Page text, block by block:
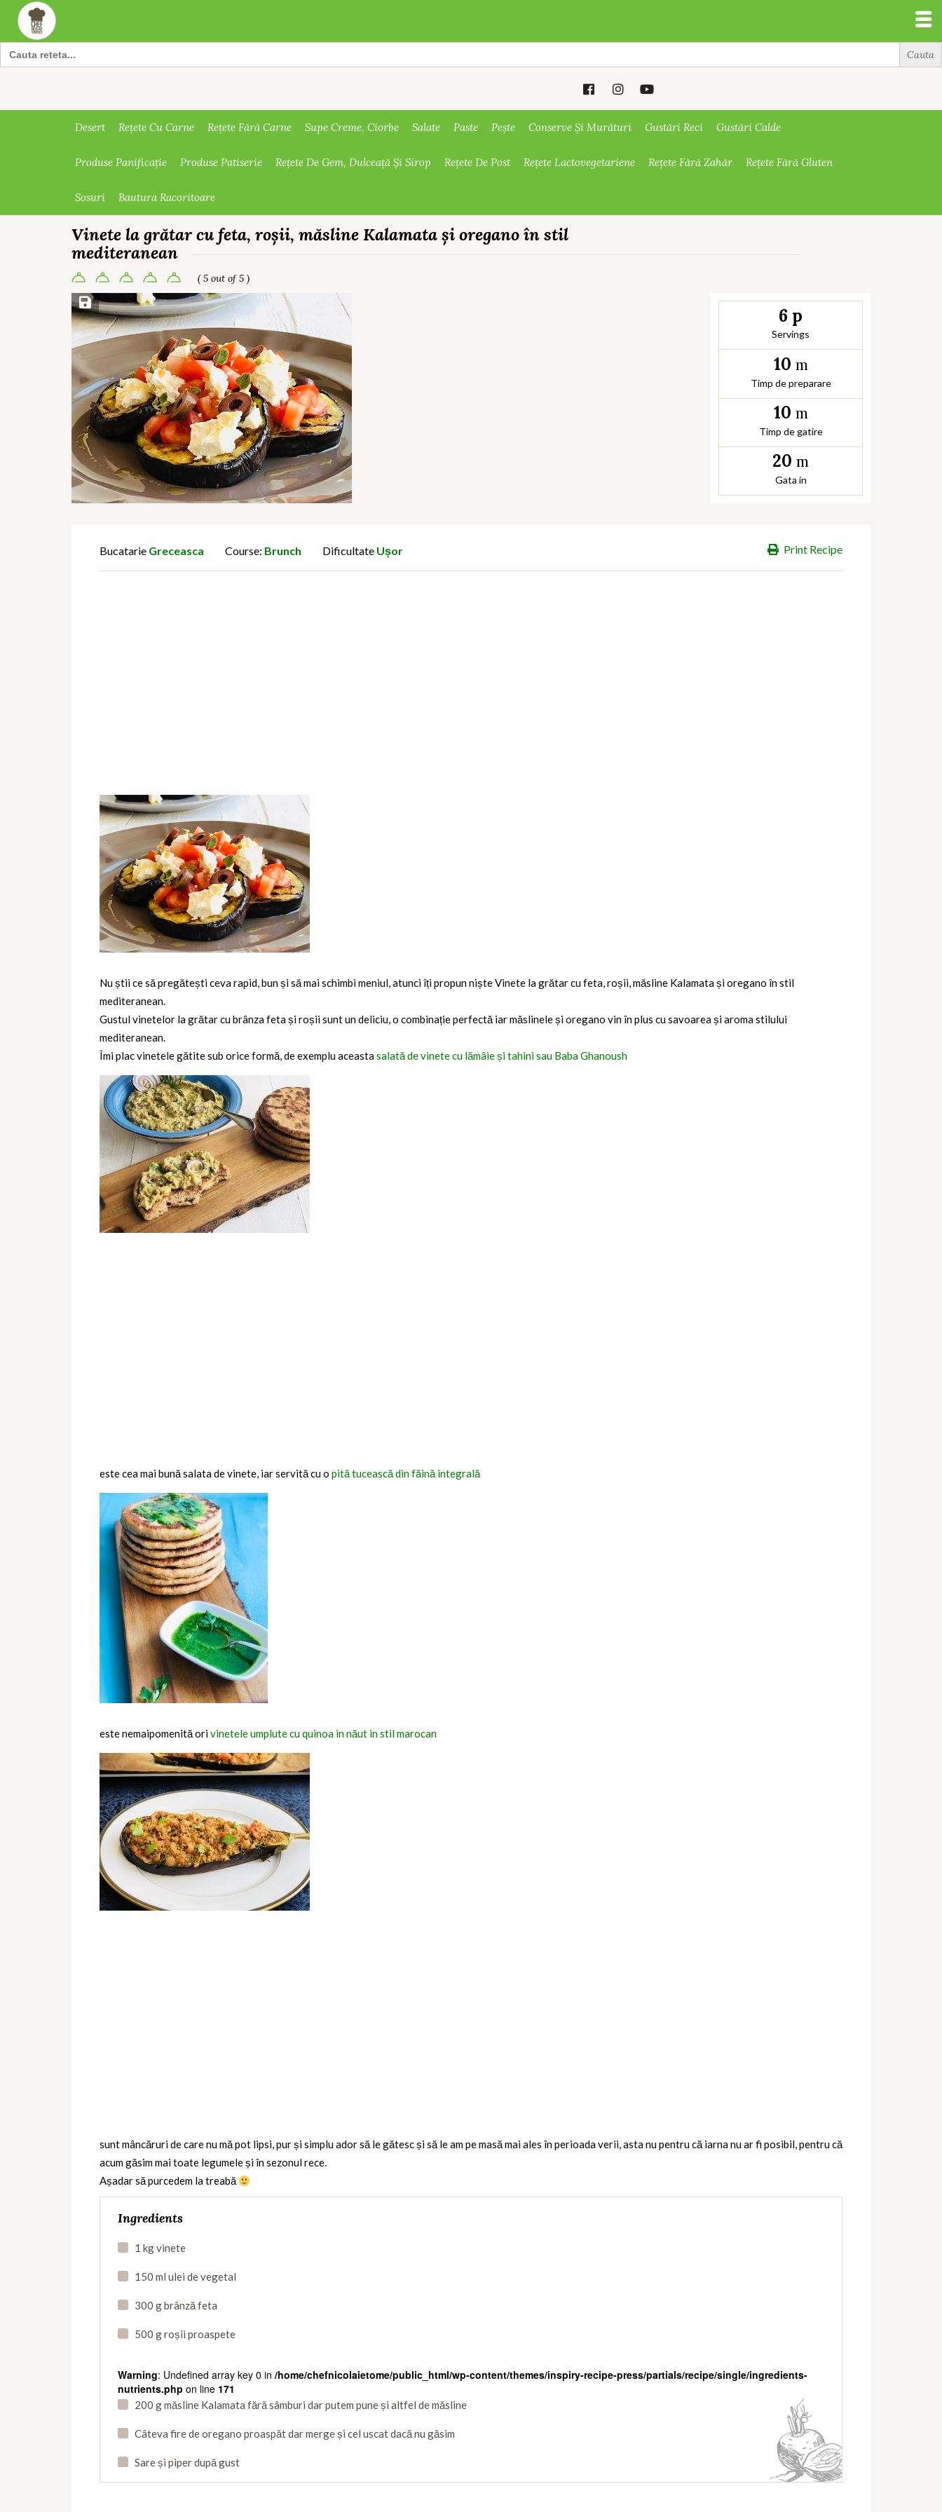
Search
for:
Desert Rețete Cu Carne Rețete Fără Carne Supe Creme, Ciorbe Salate Paste Pește Conserve Și Murături Gustări Reci Gustări Calde
Produse Panificație Produse Patiserie Rețete De Gem, Dulceață Și Sirop Rețete De Post Rețete Lactovegetariene Rețete Fără Zahăr Rețete Fără Gluten
Sosuri Bautura Racoritoare
Vinete la grătar cu feta, roșii, măsline Kalamata și oregano în stil
mediteranean
( 5 out of 5 )
Save Recipe
6 p
Servings
10 m
Timp de preparare
10 m
Timp de gatire
20 m
Gata in
Print Recipe
Bucatarie Greceasca Course: Brunch Dificultate Ușor
Nu știi ce să pregătești ceva rapid, bun și să mai schimbi meniul, atunci îți propun niște Vinete la grătar cu feta, roșii, măsline Kalamata și oregano în stil
mediteranean.
Gustul vinetelor la grătar cu brânza feta și roșii sunt un deliciu, o combinație perfectă iar măslinele și oregano vin în plus cu savoarea și aroma stilului
mediteranean.
Îmi plac vinetele gătite sub orice formă, de exemplu aceastasalată de vinete cu lămâie și tahini sau Baba Ghanoush
este cea mai bună salata de vinete, iar servită cu o pită tucească din făină integrală
este nemaipomenită orivinetele umplute cu quinoa in năut in stil marocan
sunt mâncăruri de care nu mă pot lipsi, pur și simplu ador să le gătesc și să le am pe masă mai ales în perioada verii, asta nu pentru că iarna nu ar fi posibil, pentru că
acum găsim mai toate legumele și în sezonul rece.
Așadar să purcedem la treabă
Ingredients
1 kg vinete
150 ml ulei de vegetal
300 g brânză feta
500 g roșii proaspete
Warning: Undefined array key 0 in /home/chefnicolaietome/public_html/wp-content/themes/inspiry-recipe-press/partials/recipe/single/ingredients-
nutrients.php on line 171
200 g măsline Kalamata fără sâmburi dar putem pune și altfel de măsline
Câteva fire de oregano proaspăt dar merge și cel uscat dacă nu găsim
Sare și piper după gust